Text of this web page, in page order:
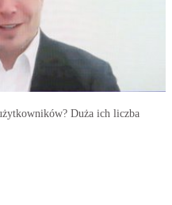
Duża ich liczba